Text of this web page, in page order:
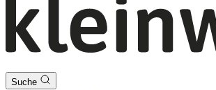
Suche